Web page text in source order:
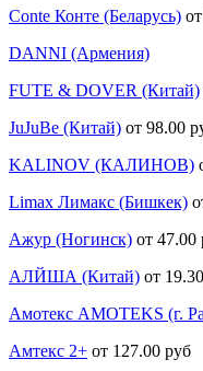
Conte Конте (Беларусь)
DANNI (Армения)
FUTE & DOVER (Китай)
JuJuBe (Китай) от 98.00
KALINOV (КАЛИНОВ)
Limax Лимакс (Бишкек)
Ажур (Ногинск) от 47.00
АЛЙША (Китай) от
Амотекс AMOTEKS (г.
Амтекс 2+ от 127.00 руб